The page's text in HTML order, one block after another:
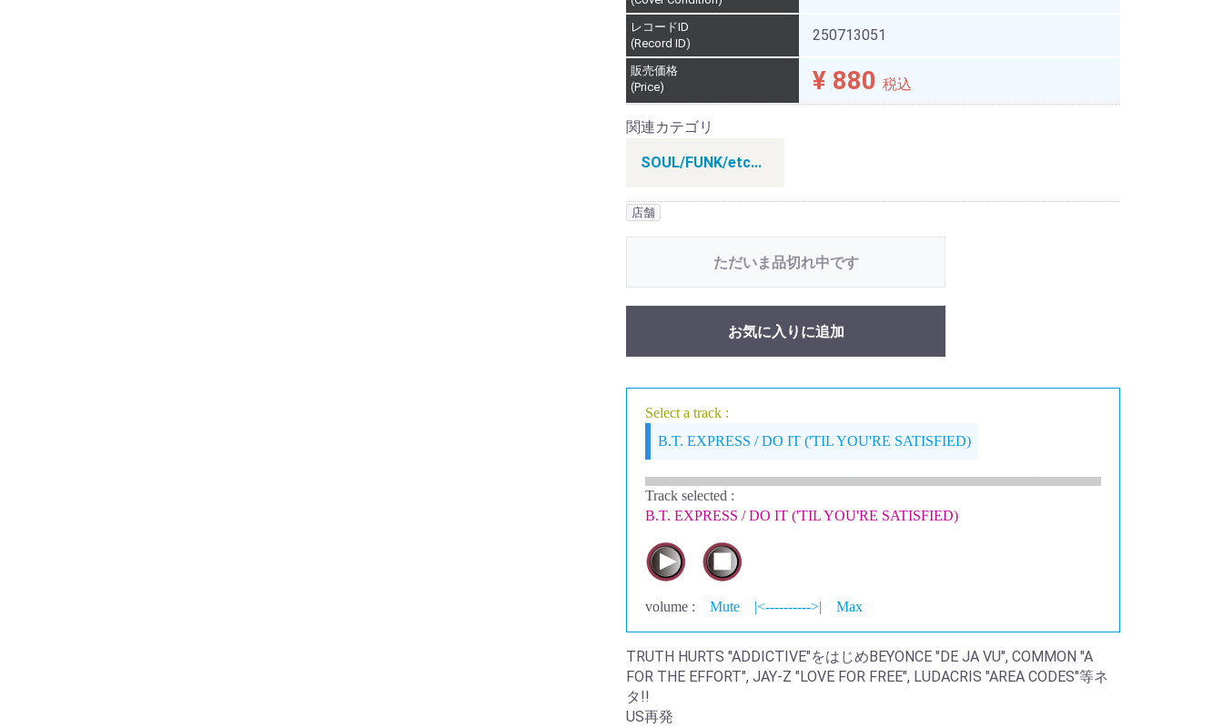
レコードID
(Record ID)
250713051
販売価格
(Price)
¥ 880 税込
関連カテゴリ
SOUL/FUNK/etc...
店舗
ただいま品切れ中です
お気に入りに追加
Select a track :
B.T. EXPRESS / DO IT ('TIL YOU'RE SATISFIED)
Track selected :
B.T. EXPRESS / DO IT ('TIL YOU'RE SATISFIED)
volume : Mute |<---------->| Max
TRUTH HURTS "ADDICTIVE"をはじめBEYONCE "DE JA VU", COMMON "A
FOR THE EFFORT", JAY-Z "LOVE FOR FREE", LUDACRIS "AREA CODES"等ネ
タ!!
US再発